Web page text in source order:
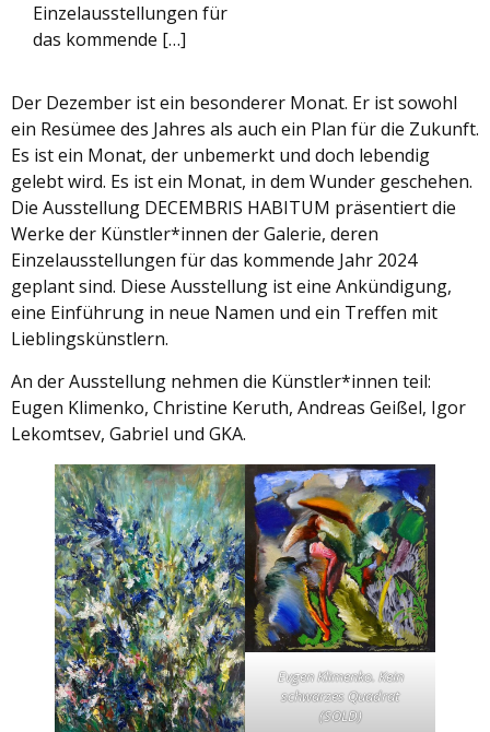
Einzelausstellungen für
das kommende […]
Der Dezember ist ein besonderer Monat. Er ist sowohl
ein Resümee des Jahres als auch ein Plan für die Zukunft.
Es ist ein Monat, der unbemerkt und doch lebendig
gelebt wird. Es ist ein Monat, in dem Wunder geschehen.
Die Ausstellung DECEMBRIS HABITUM präsentiert die
Werke der Künstler*innen der Galerie, deren
Einzelausstellungen für das kommende Jahr 2024
geplant sind. Diese Ausstellung ist eine Ankündigung,
eine Einführung in neue Namen und ein Treffen mit
Lieblingskünstlern.
An der Ausstellung nehmen die Künstler*innen teil:
Eugen Klimenko, Christine Keruth, Andreas Geißel, Igor
Lekomtsev, Gаbriel und GKA.
Evgen Klimenko. Kein
schwarzes Quadrat
(SOLD)